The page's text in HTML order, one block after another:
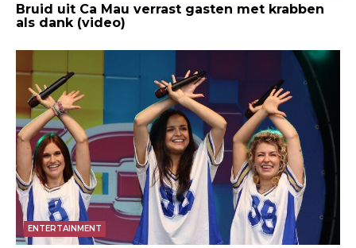
Bruid uit Ca Mau verrast gasten met krabben
als dank (video)
ENTERTAINMENT